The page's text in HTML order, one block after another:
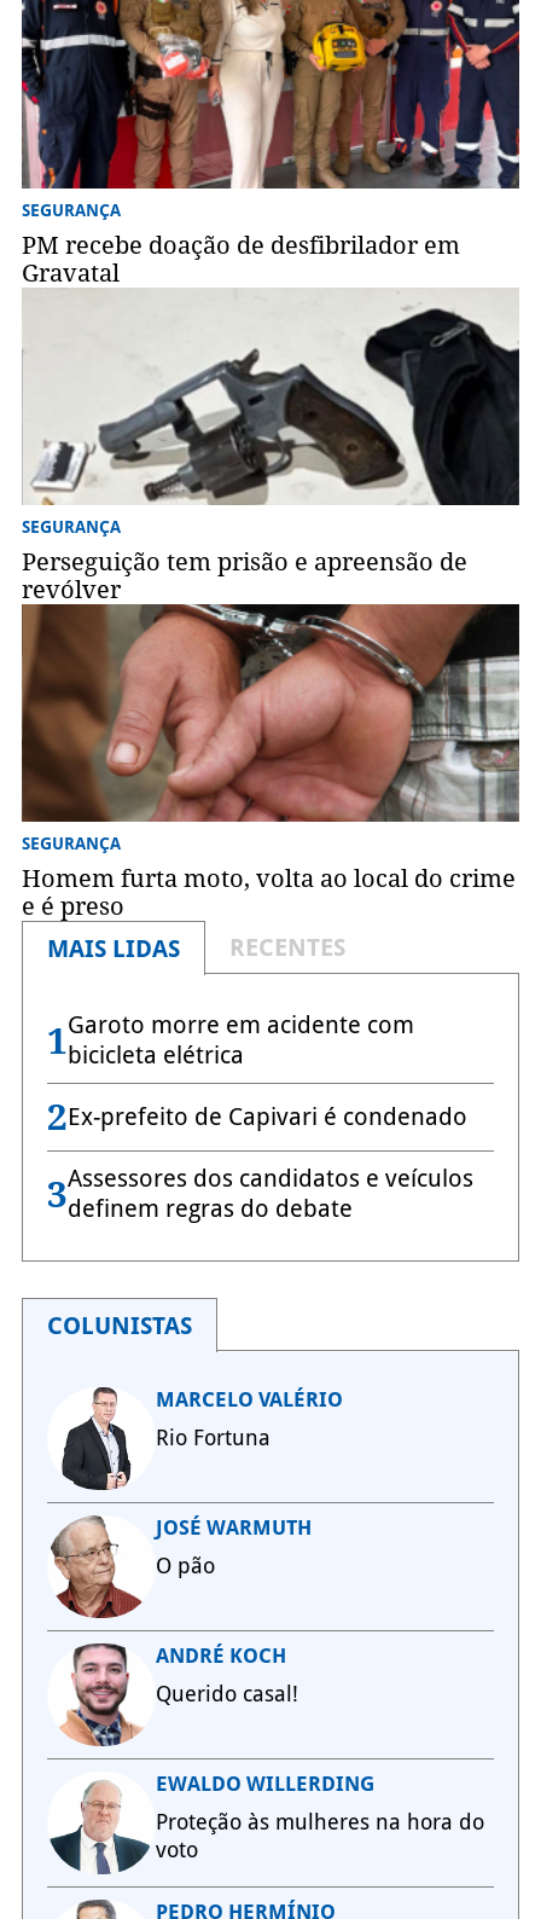
SEGURANÇA
PM recebe doação de desfibrilador em
Gravatal
SEGURANÇA
Perseguição tem prisão e apreensão de
revólver
SEGURANÇA
Homem furta moto, volta ao local do crime
e é preso
MAIS LIDAS
RECENTES
1Garoto morre em acidente com
bicicleta elétrica
2Ex-prefeito de Capivari é condenado
3Assessores dos candidatos e veículos
definem regras do debate
COLUNISTAS
MARCELO VALÉRIO
Rio Fortuna
JOSÉ WARMUTH
O pão
ANDRÉ KOCH
Querido casal!
EWALDO WILLERDING
Proteção às mulheres na hora do
voto
PEDRO HERMÍNIO